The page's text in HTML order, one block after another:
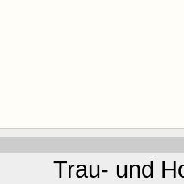
Trau- und